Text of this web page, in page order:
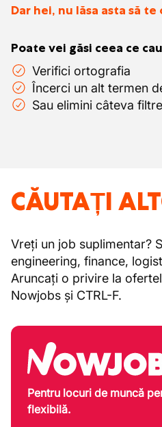
Dar hei, nu lăsa asta să te
Poate vei găsi ceea ce
Verifici ortografia
Încerci un alt termen
Sau elimini câteva filtre
CĂUTAȚI
Vreți un job suplimentar?
engineering, finance,
Aruncați o privire la
Nowjobs și CTRL-F.
Pentru locuri de muncă
flexibilă.